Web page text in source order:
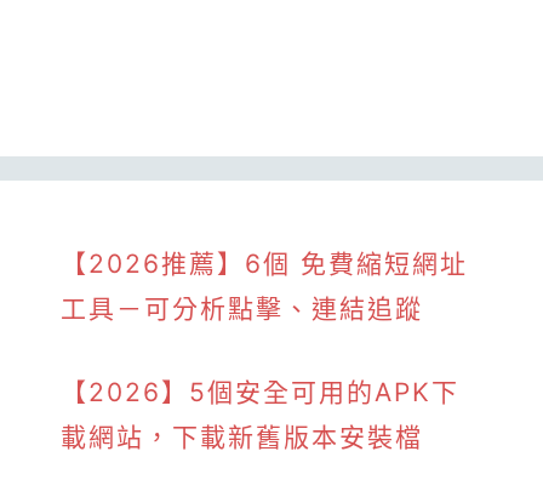
【2026推薦】6個 免費縮短網址
工具－可分析點擊、連結追蹤
【2026】5個安全可用的APK下
載網站，下載新舊版本安裝檔